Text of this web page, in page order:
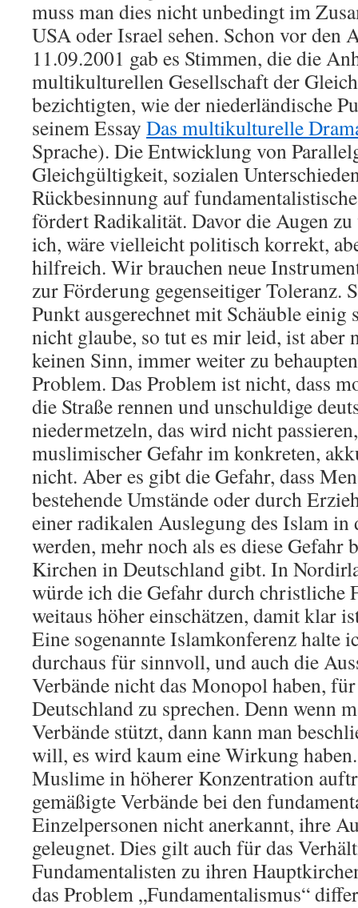
muss man dies nicht unbedingt im
USA oder Israel sehen. Schon vor den
11.09.2001 gab es Stimmen, die die
multikulturellen Gesellschaft der
bezichtigten, wie der niederländische
seinem Essay Das multikulturelle
Sprache). Die Entwicklung von
Gleichgültigkeit, sozialen
Rückbesinnung auf
fördert Radikalität. Davor die Augen zu
ich, wäre vielleicht politisch korrekt,
hilfreich. Wir brauchen neue
zur Förderung gegenseitiger Toleranz.
Punkt ausgerechnet mit Schäuble einig
nicht glaube, so tut es mir leid, ist aber
keinen Sinn, immer weiter zu
Problem. Das Problem ist nicht, dass
die Straße rennen und unschuldige
niedermetzeln, das wird nicht
muslimischer Gefahr im konkreten,
nicht. Aber es gibt die Gefahr, dass
bestehende Umstände oder durch
einer radikalen Auslegung des Islam in
werden, mehr noch als es diese Gefahr
Kirchen in Deutschland gibt. In
würde ich die Gefahr durch christliche
weitaus höher einschätzen, damit klar
Eine sogenannte Islamkonferenz halte
durchaus für sinnvoll, und auch die
Verbände nicht das Monopol haben,
Deutschland zu sprechen. Denn wenn
Verbände stützt, dann kann man
will, es wird kaum eine Wirkung
Muslime in höherer Konzentration
gemäßigte Verbände bei den
Einzelpersonen nicht anerkannt, ihre
geleugnet. Dies gilt auch für das
Fundamentalisten zu ihren
das Problem „Fundamentalismus“